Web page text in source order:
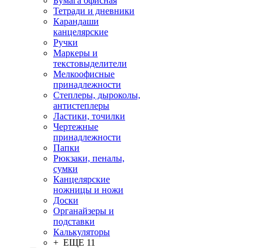
Тетради и дневники
Карандаши
канцелярские
Ручки
Маркеры и
текстовыделители
Мелкоофисные
принадлежности
Степлеры, дыроколы,
антистеплеры
Ластики, точилки
Чертежные
принадлежности
Папки
Рюкзаки, пеналы,
сумки
Канцелярские
ножницы и ножи
Доски
Органайзеры и
подставки
Калькуляторы
+ ЕЩЕ 11